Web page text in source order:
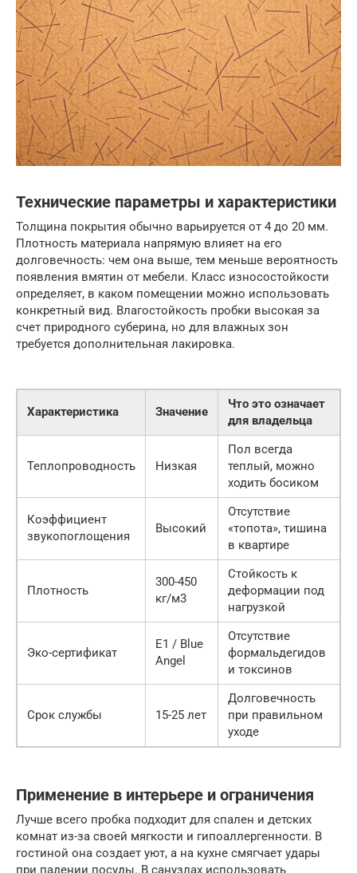
Технические параметры и характеристики
Толщина покрытия обычно варьируется от 4 до 20 мм.
Плотность материала напрямую влияет на его
долговечность: чем она выше, тем меньше вероятность
появления вмятин от мебели. Класс износостойкости
определяет, в каком помещении можно использовать
конкретный вид. Влагостойкость пробки высокая за
счет природного суберина, но для влажных зон
требуется дополнительная лакировка.
Характеристика Значение
Что это означает
для владельца
Теплопроводность Низкая
Пол всегда
теплый, можно
ходить босиком
Коэффициент
звукопоглощения
Высокий
Отсутствие
«топота», тишина
в квартире
Плотность
300-450
кг/м3
Стойкость к
деформации под
нагрузкой
Эко-сертификат
Е1 / Blue
Angel
Отсутствие
формальдегидов
и токсинов
Срок службы 15-25 лет
Долговечность
при правильном
уходе
Применение в интерьере и ограничения
Лучше всего пробка подходит для спален и детских
комнат из-за своей мягкости и гипоаллергенности. В
гостиной она создает уют, а на кухне смягчает удары
при падении посуды. В санузлах использовать